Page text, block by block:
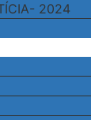
2024